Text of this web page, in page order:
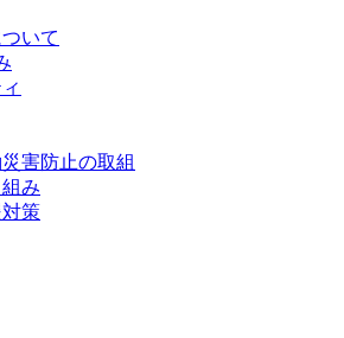
いて
害防止の取組
み
策